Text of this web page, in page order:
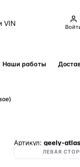
Наши работы
Артикул: geely-
ЛЕВАЯ